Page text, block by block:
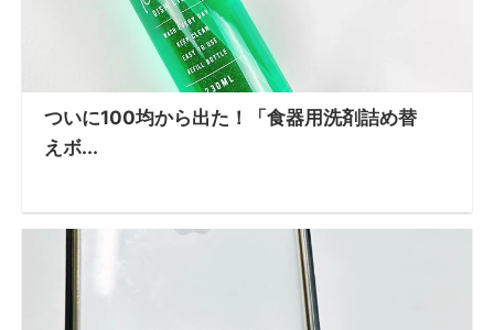
ついに100均から出た！「食器用洗剤詰め替
えボ...